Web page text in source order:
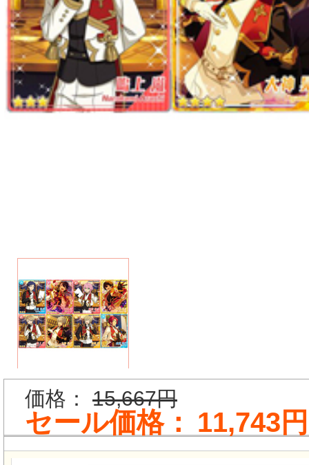
価格： 15,667円
セール価格： 11,743円